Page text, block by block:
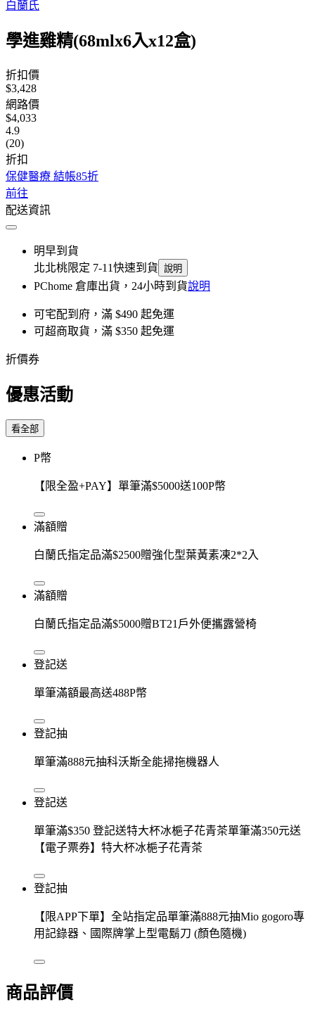
白蘭氏
學進雞精(68mlx6入x12盒)
折扣價
$3,428
網路價
$4,033
4.9
(20)
折扣
保健醫療 結帳85折
前往
配送資訊
明早到貨
北北桃限定 7-11快速到貨 說明
PChome 倉庫出貨，24小時到貨說明
可宅配到府，滿 $490 起免運
可超商取貨，滿 $350 起免運
折價券
優惠活動
看全部
P幣
【限全盈+PAY】單筆滿$5000送100P幣
滿額贈
白蘭氏指定品滿$2500贈強化型葉黃素凍2*2入
滿額贈
白蘭氏指定品滿$5000贈BT21戶外便攜露營椅
登記送
單筆滿額最高送488P幣
登記抽
單筆滿888元抽科沃斯全能掃拖機器人
登記送
單筆滿$350 登記送特大杯冰梔子花青茶單筆滿350元送
【電子票券】特大杯冰梔子花青茶
登記抽
【限APP下單】全站指定品單筆滿888元抽Mio gogoro專
用記錄器、國際牌掌上型電鬍刀 (顏色隨機)
商品評價